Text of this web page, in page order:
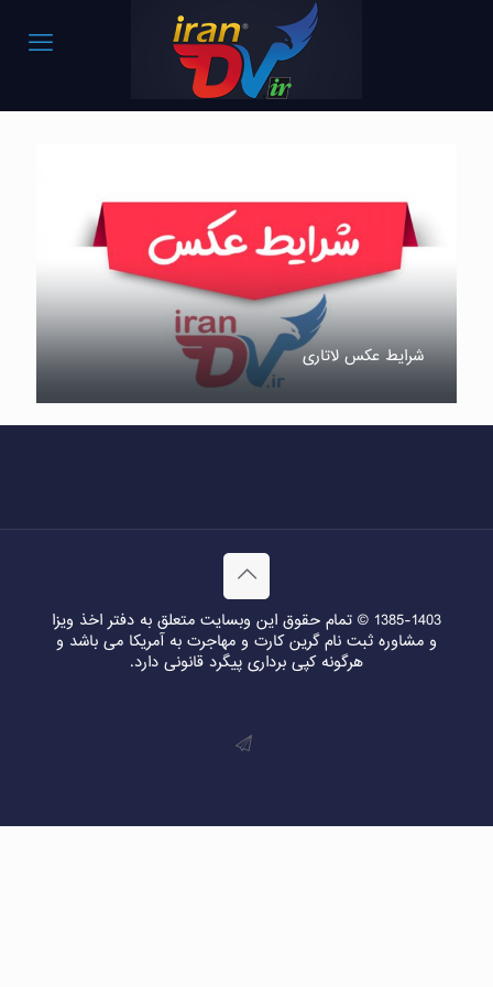
شرایط عکس لاتاری
1385-1403 © تمام حقوق این وبسایت متعلق به دفتر اخذ ویزا
و مشاوره ثبت نام گرین کارت و مهاجرت به آمریکا می باشد و
هرگونه کپی برداری پیگرد قانونی دارد.